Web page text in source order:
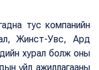
тус компанийн
Жинст-Увс, Ард
хурал болж оны
үйл ажиллагааны